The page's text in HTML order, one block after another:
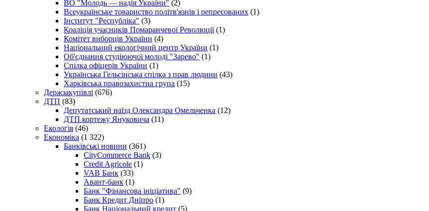
ВО "Молодь — надія України" (2)
Всеукраїнське товариство політв'язнів і репресованих (1)
Інститут "Республіка" (3)
Коаліція учасників Помаранчевої Революції(1)
Комітет виборців України (4)
Національний екологічний центр України (1)
Об'єднання студіюючої молоді "Зарево" (1)
Спілка офіцерів України (1)
Українська Гельсінська спілка з прав людини (43)
Харківська правозахистна група (15)
Держзакупівлі (676)
ДТП (83)
Депутатський наїзд Олександра Омельченка (12)
ДТП кортежу Януковича (11)
Екологія (46)
Економіка (1 322)
Банківські новини (361)
CityCommerce Bank (3)
Credit Agricole (1)
VAB Банк (33)
Авант-банк (1)
Банк "Фінансова ініціатива" (9)
Банк Кредит Дніпро (1)
Банк Національний кредит (5)